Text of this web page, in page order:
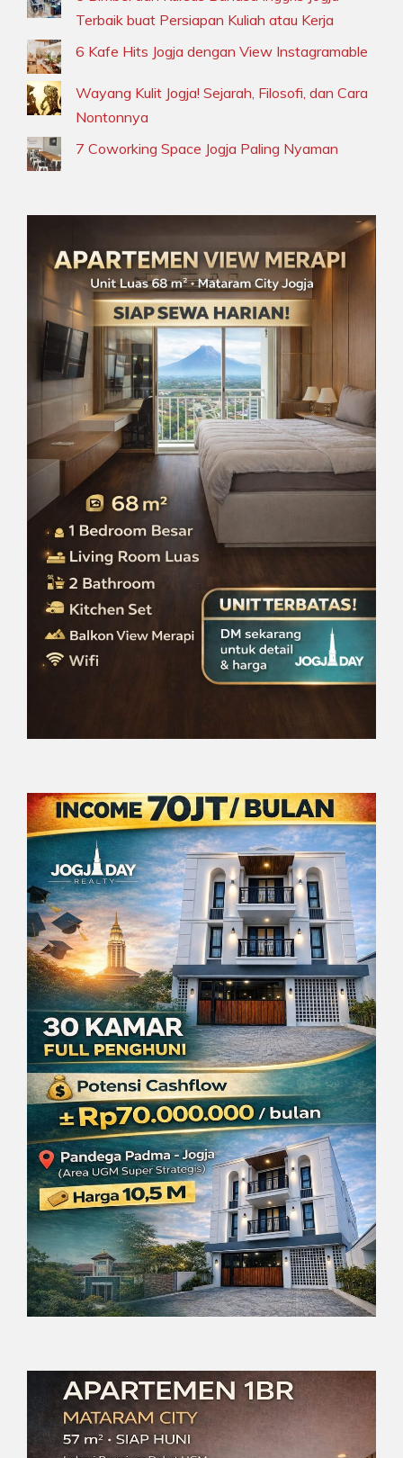
Terbaik buat Persiapan Kuliah atau Kerja
6 Kafe Hits Jogja dengan View Instagramable
Wayang Kulit Jogja! Sejarah, Filosofi, dan Cara
Nontonnya
7 Coworking Space Jogja Paling Nyaman